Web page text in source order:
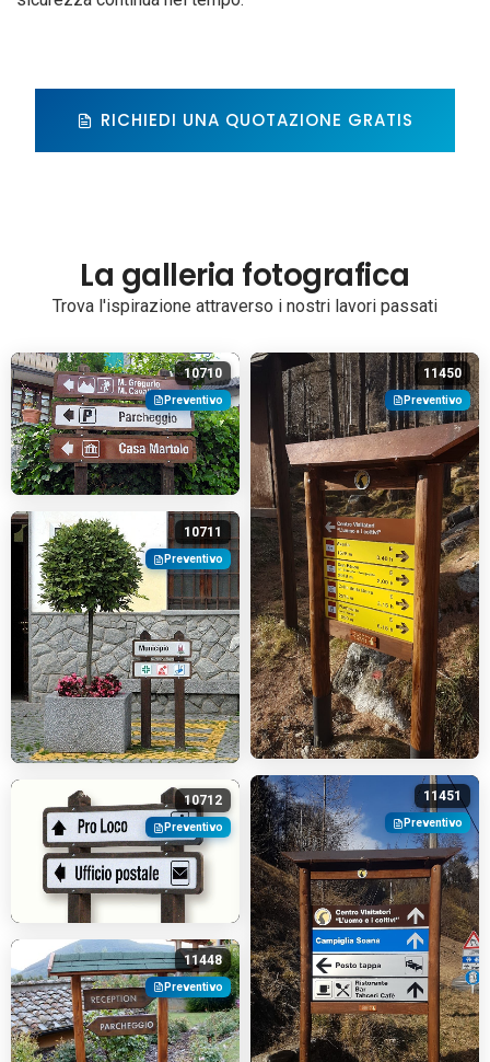
RICHIEDI UNA QUOTAZIONE GRATIS
La galleria fotografica
Trova l'ispirazione attraverso i nostri lavori passati
10710
Preventivo
10711
Preventivo
10712
Preventivo
11448
Preventivo
11450
Preventivo
11451
Preventivo